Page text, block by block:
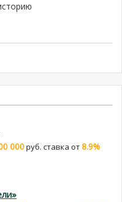
000руб. cтавка от8.9%